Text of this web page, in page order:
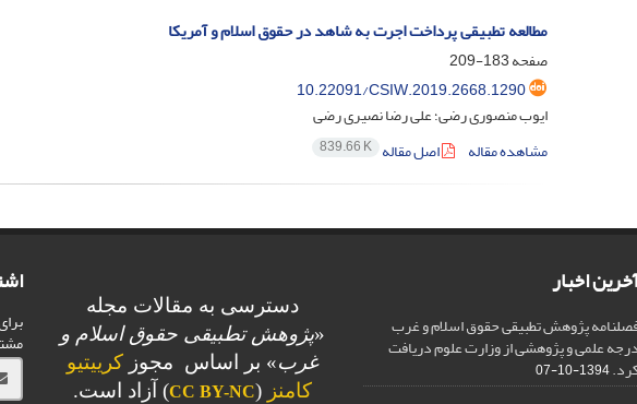
مطالعه تطبیقی پرداخت اجرت به شاهد در حقوق اسلام و آمریکا
صفحه183-209
10.22091/CSIW.2019.2668.1290
ایوب منصوری رضی؛ علی رضا نصیری رضی
مشاهده مقاله
اصل مقاله 839.66 K
اخبار
پژوهش تطبیقی حقوق اسلام و غرب
درجه علمی و پژوهشی از وزارت علوم دریافت
1394-10-07
دسترسی به مقالات مجله
«پژوهش تطبیقی حقوق اسلام و
غرب» بر اساس مجوز کرییتیو
کامنز (
CC BY-NC) آزاد است.